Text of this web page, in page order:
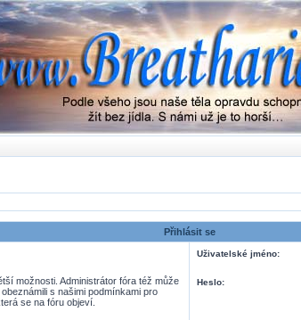
Přihlásit se
možnosti. Administrátor fóra též může
s našimi podmínkami pro
se na fóru objeví.
Uživatelské jméno:
Heslo: